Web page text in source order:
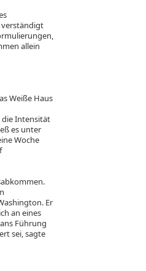
verständigt
allein
Weiße Haus
die Intensität
es unter
Woche
Er
an eines
Führung
sei, sagte